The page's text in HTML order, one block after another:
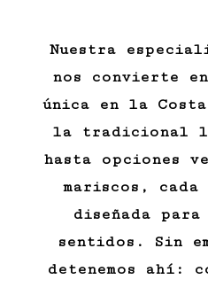
Nuestra
nos convierte
única en la
la tradicional
hasta opciones
mariscos,
diseñada
sentidos. Sin
detenemos ahí: